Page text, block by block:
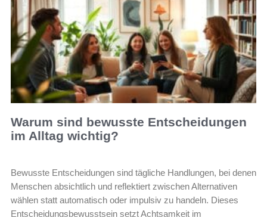
Warum sind bewusste Entscheidungen
im Alltag wichtig?
Bewusste Entscheidungen sind tägliche Handlungen, bei denen
Menschen absichtlich und reflektiert zwischen Alternativen
wählen statt automatisch oder impulsiv zu handeln. Dieses
Entscheidungsbewusstsein setzt Achtsamkeit im